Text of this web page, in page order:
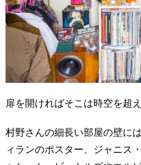
扉を開ければそこは時空を超
村野さんの細長い部屋の壁に
ィランのポスター、ジャニス